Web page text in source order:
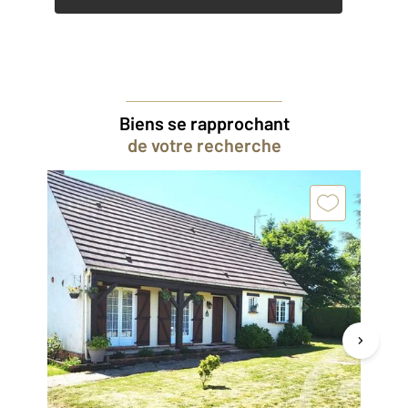
Biens se rapprochant
de votre recherche